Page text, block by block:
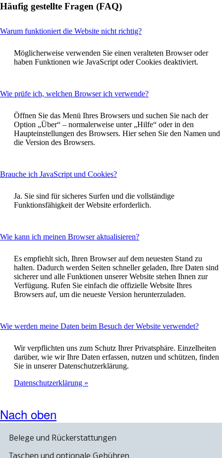
Häufig gestellte Fragen (FAQ)
Warum funktioniert die Website nicht richtig?This
can
be
expanded
Möglicherweise verwenden Sie einen veralteten Browser oder
haben Funktionen wie JavaScript oder Cookies deaktiviert.
Wie prüfe ich, welchen Browser ich verwende?This
can
be
expanded
Öffnen Sie das Menü Ihres Browsers und suchen Sie nach der
Option „Über“ – normalerweise unter „Hilfe“ oder in den
Haupteinstellungen des Browsers. Hier sehen Sie den Namen und
die Version des Browsers.
Brauche ich JavaScript und Cookies?This
can
be
expanded
Ja. Sie sind für sicheres Surfen und die vollständige
Funktionsfähigkeit der Website erforderlich.
Wie kann ich meinen Browser aktualisieren?This
be
expanded
Es empfiehlt sich, Ihren Browser auf dem neuesten Stand zu
halten. Dadurch werden Seiten schneller geladen, Ihre Daten sind
sicherer und alle Funktionen unserer Website stehen Ihnen zur
Verfügung. Rufen Sie einfach die offizielle Website Ihres
Browsers auf, um die neueste Version herunterzuladen.
Wie werden meine Daten beim Besuch der Website verwendet?This
can
be
Wir verpflichten uns zum Schutz Ihrer Privatsphäre. Einzelheiten
darüber, wie wir Ihre Daten erfassen, nutzen und schützen, finden
Sie in unserer Datenschutzerklärung.
Datenschutzerklärung
Nach oben
Belege und Rückerstattungen
Taschen und optionale Gebühren